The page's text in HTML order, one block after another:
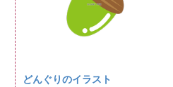
どんぐりのイラスト